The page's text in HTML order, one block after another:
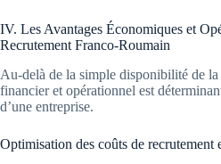
IV. Les Avantages Économiques et
Recrutement Franco-Roumain
Au-delà de la simple disponibilité de
financier et opérationnel est
d’une entreprise.
Optimisation des coûts de recrutement